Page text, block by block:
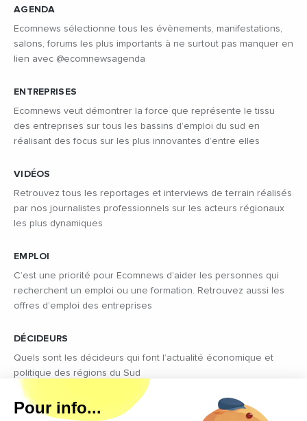
AGENDA
Ecomnews sélectionne tous les évènements, manifestations,
salons, forums les plus importants à ne surtout pas manquer en
lien avec @ecomnewsagenda
ENTREPRISES
Ecomnews veut démontrer la force que représente le tissu
des entreprises sur tous les bassins d’emploi du sud en
réalisant des focus sur les plus innovantes d’entre elles
VIDÉOS
Retrouvez tous les reportages et interviews de terrain réalisés
par nos journalistes professionnels sur les acteurs régionaux
les plus dynamiques
EMPLOI
C’est une priorité pour Ecomnews d’aider les personnes qui
recherchent un emploi ou une formation. Retrouvez aussi les
offres d’emploi des entreprises
DÉCIDEURS
Quels sont les décideurs qui font l’actualité économique et
politique des régions du Sud